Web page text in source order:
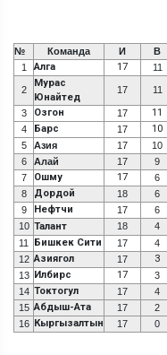
№ Команда И В
1
Алга 17 11
2
Мурас
Юнайтед
17 11
3 Озгон 17 11
4 Барс 17 10
5 Азия 17 10
6
Алай 17 9
7
Ошму 17 6
8 Дордой 18 6
9 Нефтчи 17 6
10 Талант 18 4
11
Бишкек Сити 17 4
12 Азиягол 17 3
13 Илбирс 17 3
14 Токтогул 17 4
15 Абдыш-Ата 17 2
16 Кыргызалтын 17 0